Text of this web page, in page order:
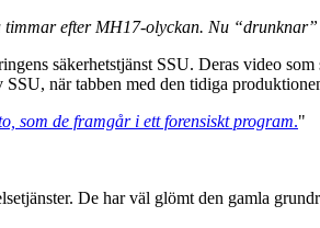
timmar efter MH17-olyckan. Nu
säkerhetstjänst SSU. Deras video
när tabben med den tidiga
som de framgår i ett forensiskt program."
De har väl glömt den gamla